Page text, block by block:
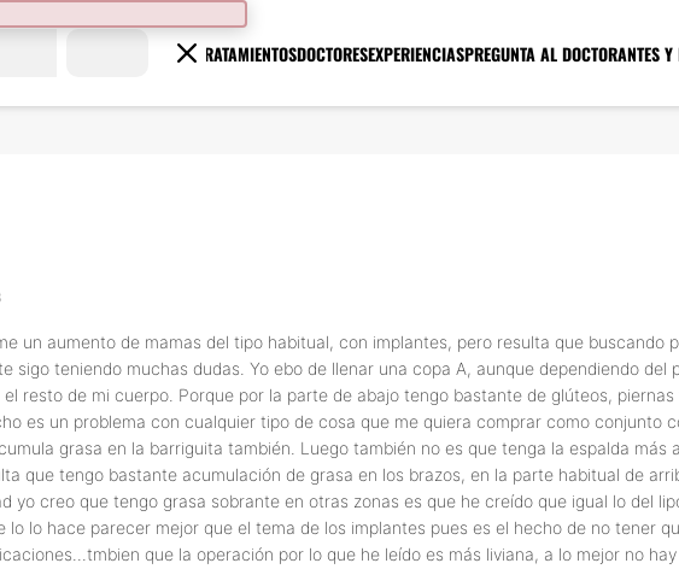
TRATAMIENTOSDOCTORESEXPERIENCIASPREGUNTA AL DOCTORANTES Y
un aumento de mamas del tipo habitual, con implantes, pero resulta que
sigo teniendo muchas dudas. Yo ebo de llenar una copa A, aunque dependiendo
resto de mi cuerpo. Porque por la parte de abajo tengo bastante de glúteos,
es un problema con cualquier tipo de cosa que me quiera comprar como conjunto
grasa en la barriguita también. Luego también no es que tenga la espalda
que tengo bastante acumulación de grasa en los brazos, en la parte habitual de
yo creo que tengo grasa sobrante en otras zonas es que he creído que igual lo del
lo hace parecer mejor que el tema de los implantes pues es el hecho de no tener
que la operación por lo que he leído es más liviana, a lo mejor no